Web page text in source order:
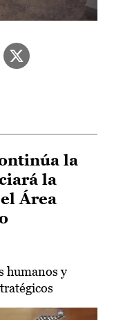
la
la
Área
humanos y